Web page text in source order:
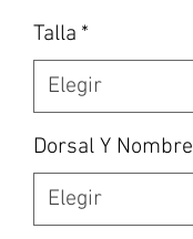
Talla *
Dorsal Y Nombre